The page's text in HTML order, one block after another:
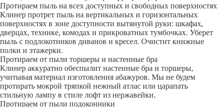
Протираем пыль на всех доступных и свободных поверхностях
Клинер протрет пыль на вертикальных и горизонтальных
поверхностях в зоне доступности вытянутой руки: шкафах,
дверцах, технике, комодах и прикроватных тумбочках. Уберет
пыль с подлокотников диванов и кресел. Очистит книжные
полки и этажерки.
Протираем от пыли торшеры и настенные бра
Клинер аккуратно обеспылит настенные бра и торшеры,
учитывая материал изготовления абажуров. Мы не будем
протирать мокрой тряпкой нежный атлас или царапать
стильную лампу в стиле лофт из нержавейки.
Протираем от пыли подоконники